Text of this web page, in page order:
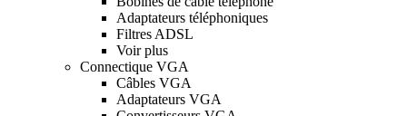
Adaptateurs téléphoniques
Filtres ADSL
Voir plus
Connectique VGA
Câbles VGA
Adaptateurs VGA